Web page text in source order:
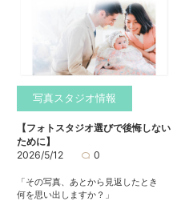
写真スタジオ情報
【フォトスタジオ選びで後悔しない
ために】
2026/5/12
0
「その写真、あとから見返したとき
何を思い出しますか？」